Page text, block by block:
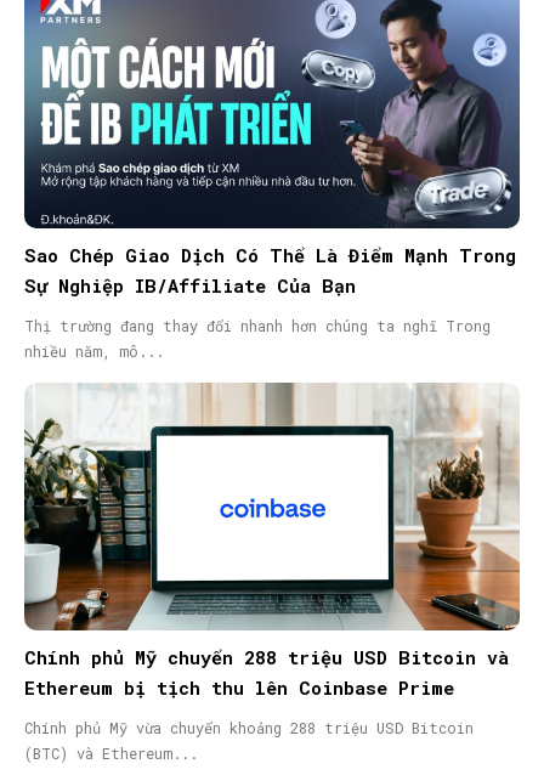
Sao Chép Giao Dịch Có Thể Là Điểm Mạnh Trong
Sự Nghiệp IB/Affiliate Của Bạn
Thị trường đang thay đổi nhanh hơn chúng ta nghĩ Trong
nhiều năm, mô...
Chính phủ Mỹ chuyển 288 triệu USD Bitcoin và
Ethereum bị tịch thu lên Coinbase Prime
Chính phủ Mỹ vừa chuyển khoảng 288 triệu USD Bitcoin
(BTC) và Ethereum...